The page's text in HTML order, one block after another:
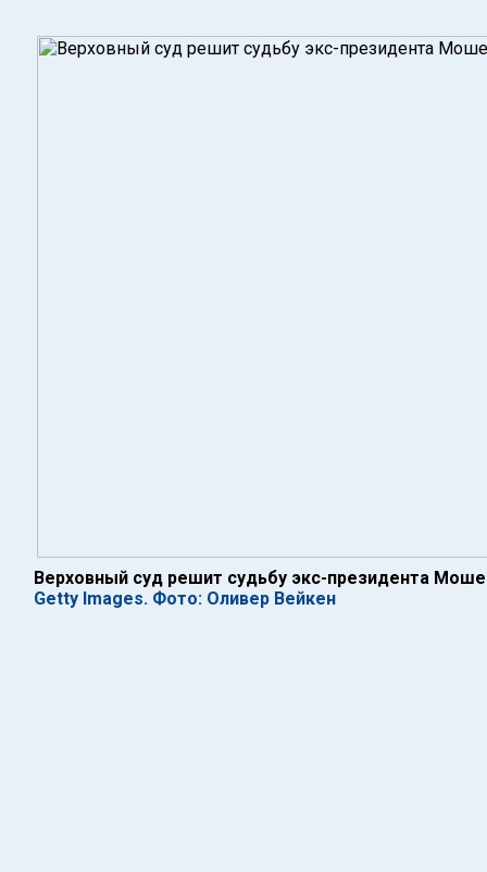
Верховный суд решит судьбу экс-президента
Getty Images. Фото: Оливер Вейкен